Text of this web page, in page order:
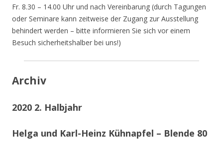
Fr. 8.30 – 14.00 Uhr und nach Vereinbarung (durch Tagungen
oder Seminare kann zeitweise der Zugang zur Ausstellung
behindert werden – bitte informieren Sie sich vor einem
Besuch sicherheitshalber bei uns!)
Archiv
2020 2. Halbjahr
Helga und Karl-Heinz Kühnapfel – Blende 80